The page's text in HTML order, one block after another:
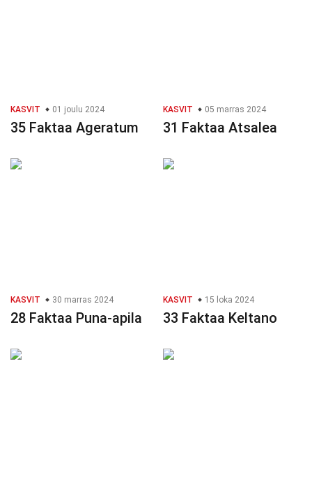
KASVIT 01 joulu 2024
35 Faktaa Ageratum
KASVIT 05 marras 2024
31 Faktaa Atsalea
KASVIT 30 marras 2024
28 Faktaa Puna-apila
KASVIT 15 loka 2024
33 Faktaa Keltano